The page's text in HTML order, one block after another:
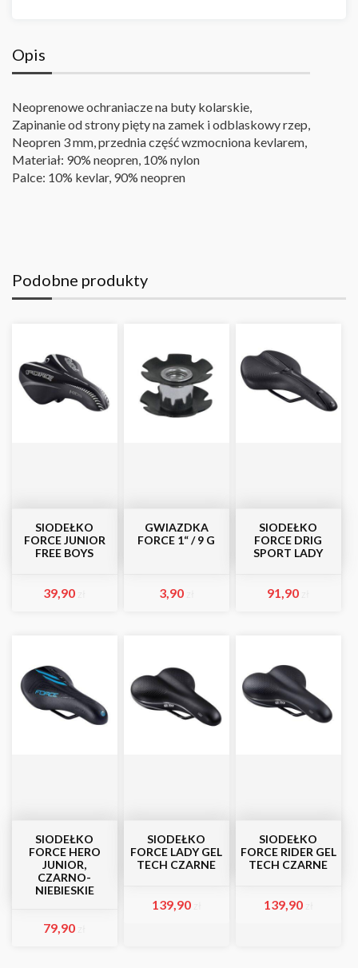
Opis
Neoprenowe ochraniacze na buty kolarskie,
Zapinanie od strony pięty na zamek i odblaskowy rzep,
Neopren 3 mm, przednia część wzmocniona kevlarem,
Materiał: 90% neopren, 10% nylon
Palce: 10% kevlar, 90% neopren
Podobne produkty
SIODEŁKO
FORCE JUNIOR
FREE BOYS
39,90
GWIAZDKA
FORCE 1“ / 9 G
3,90
SIODEŁKO
FORCE DRIG
SPORT LADY
91,90
SIODEŁKO
FORCE HERO
JUNIOR,
CZARNO-
NIEBIESKIE
79,90
SIODEŁKO
FORCE LADY GEL
TECH CZARNE
139,90
SIODEŁKO
FORCE RIDER GEL
TECH CZARNE
139,90